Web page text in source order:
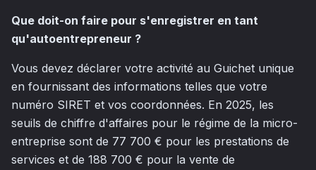
Que doit-on faire pour s'enregistrer en tant
qu'autoentrepreneur ?
Vous devez déclarer votre activité au Guichet unique
en fournissant des informations telles que votre
numéro SIRET et vos coordonnées. En 2025, les
seuils de chiffre d'affaires pour le régime de la micro-
entreprise sont de 77 700 € pour les prestations de
services et de 188 700 € pour la vente de